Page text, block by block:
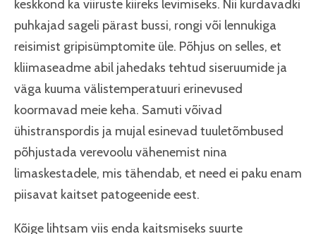
keskkond ka viiruste kiireks levimiseks. Nii kurdavadki
puhkajad sageli pärast bussi, rongi või lennukiga
reisimist gripisümptomite üle. Põhjus on selles, et
kliimaseadme abil jahedaks tehtud siseruumide ja
väga kuuma välistemperatuuri erinevused
koormavad meie keha. Samuti võivad
ühistranspordis ja mujal esinevad tuuletõmbused
põhjustada verevoolu vähenemist nina
limaskestadele, mis tähendab, et need ei paku enam
piisavat kaitset patogeenide eest.
Kõige lihtsam viis enda kaitsmiseks suurte